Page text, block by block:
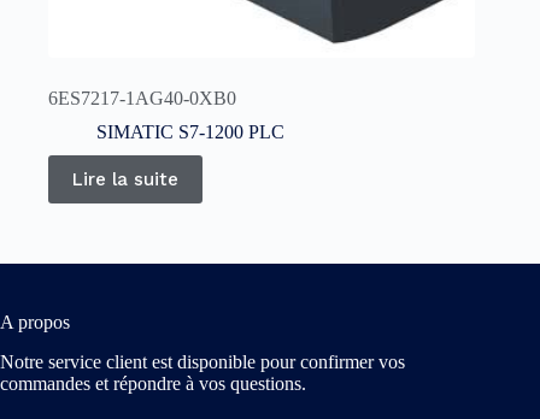
6ES7217-1AG40-0XB0
SIMATIC S7-1200 PLC
Lire la suite
A propos
Notre service client est disponible pour confirmer vos
commandes et répondre à vos questions.